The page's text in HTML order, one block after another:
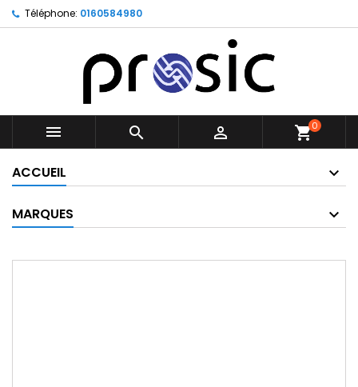
Téléphone: 0160584980
   shopping_cart0
ACCUEIL
MARQUES